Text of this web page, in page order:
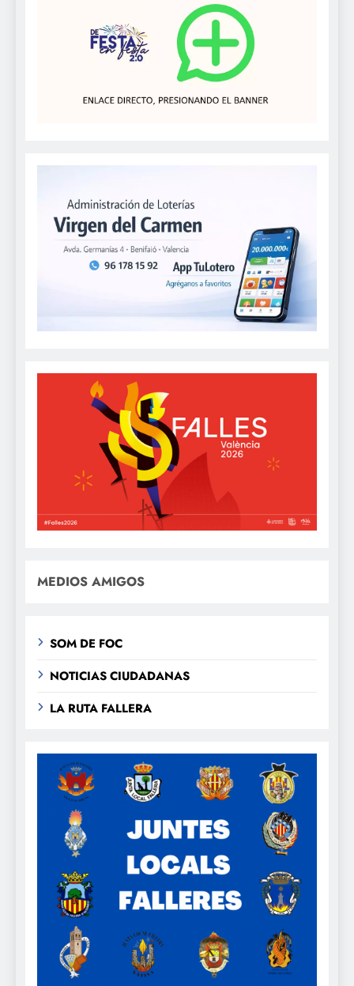
MEDIOS AMIGOS
SOM DE FOC
NOTICIAS CIUDADANAS
LA RUTA FALLERA